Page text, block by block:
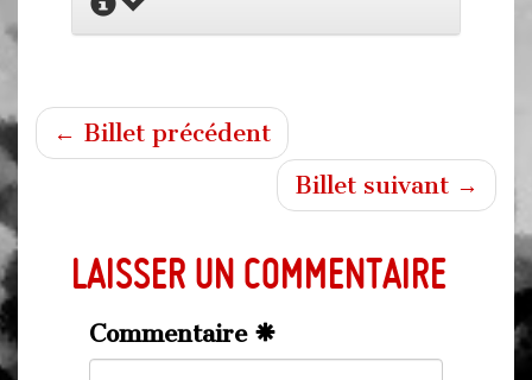
← Billet précédent
Billet suivant →
Laisser un commentaire
Commentaire